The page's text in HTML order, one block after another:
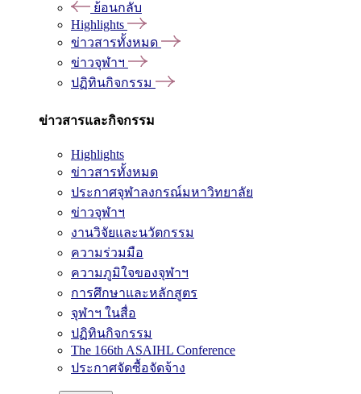
ย้อนกลับ
Highlights
ข่าวสารทั้งหมด
ข่าวจุฬาฯ
ปฏิทินกิจกรรม
ข่าวสารและกิจกรรม
Highlights
ข่าวสารทั้งหมด
ประกาศจุฬาลงกรณ์มหาวิทยาลัย
ข่าวจุฬาฯ
งานวิจัยและนวัตกรรม
ความร่วมมือ
ความภูมิใจของจุฬาฯ
การศึกษาและหลักสูตร
จุฬาฯ ในสื่อ
ปฏิทินกิจกรรม
The 166th ASAIHL Conference
ประกาศจัดซื้อจัดจ้าง